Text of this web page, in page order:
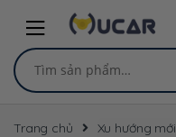
navigation
content
Tìm
kiếm:
Trang chủ Xu hướng mới